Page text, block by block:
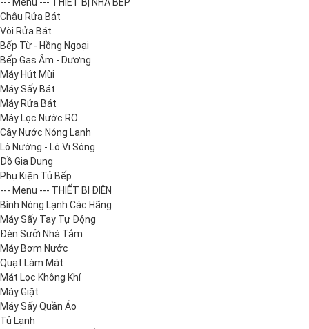
Chậu Rửa Bát
Vòi Rửa Bát
Bếp Từ - Hồng Ngoại
Bếp Gas Âm - Dương
Máy Hút Mùi
Máy Sấy Bát
Máy Rửa Bát
Máy Lọc Nước RO
Cây Nước Nóng Lạnh
Lò Nướng - Lò Vi Sóng
Đồ Gia Dụng
Phụ Kiện Tủ Bếp
--- Menu --- THIẾT BỊ ĐIỆN
Bình Nóng Lạnh Các Hãng
Máy Sấy Tay Tự Động
Đèn Sưởi Nhà Tắm
Máy Bơm Nước
Quạt Làm Mát
Mát Lọc Không Khí
Máy Giặt
Máy Sấy Quần Áo
Tủ Lạnh